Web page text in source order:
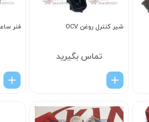
شیر کنترل روغن OCV
تماس بگیرید
فنر